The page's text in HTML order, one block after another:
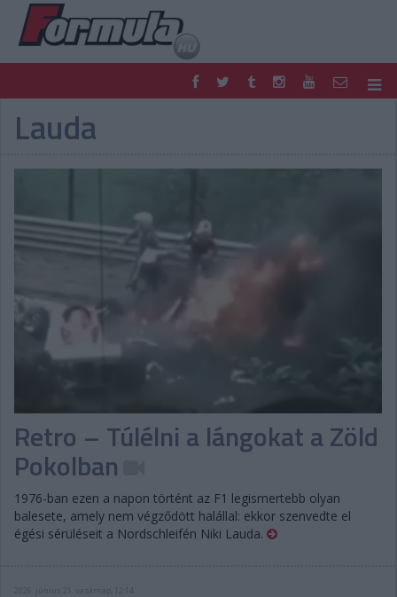
F1
FORMULA
LIVE
DIGITÁLIS MAGAZIN
PONTÁLLÁSOK
Lauda
Retro – Túlélni a lángokat a Zöld
Pokolban
1976-ban ezen a napon történt az F1 legismertebb olyan
balesete, amely nem végződött halállal: ekkor szenvedte el
égési sérüléseit a Nordschleifén Niki Lauda.
2026. június 21. vasárnap, 12:14